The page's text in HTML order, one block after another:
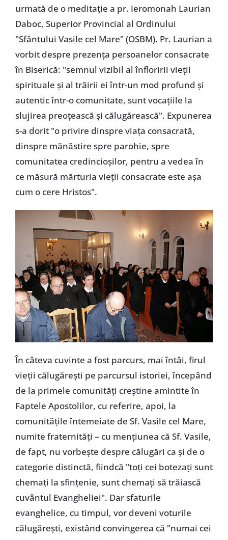
urmată de o meditaţie a pr. Ieromonah Laurian
Daboc, Superior Provincial al Ordinului
"Sfântului Vasile cel Mare" (OSBM). Pr. Laurian a
vorbit despre prezenţa persoanelor consacrate
în Biserică: "semnul vizibil al înfloririi vieţii
spirituale şi al trăirii ei într-un mod profund şi
autentic într-o comunitate, sunt vocaţiile la
slujirea preoţească şi călugărească". Expunerea
s-a dorit "o privire dinspre viaţa consacrată,
dinspre mănăstire spre parohie, spre
comunitatea credincioşilor, pentru a vedea în
ce măsură mărturia vieţii consacrate este aşa
cum o cere Hristos".
În câteva cuvinte a fost parcurs, mai întâi, firul
vieţii călugăreşti pe parcursul istoriei, începând
de la primele comunităţi creştine amintite în
Faptele Apostolilor, cu referire, apoi, la
comunităţile întemeiate de Sf. Vasile cel Mare,
numite fraternităţi – cu menţiunea că Sf. Vasile,
de fapt, nu vorbeşte despre călugări ca şi de o
categorie distinctă, fiindcă "toţi cei botezaţi sunt
chemaţi la sfinţenie, sunt chemaţi să trăiască
cuvântul Evangheliei". Dar sfaturile
evanghelice, cu timpul, vor deveni voturile
călugăreşti, existând convingerea că "numai cei